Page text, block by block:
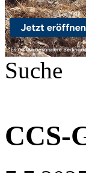
Suche
CCS-